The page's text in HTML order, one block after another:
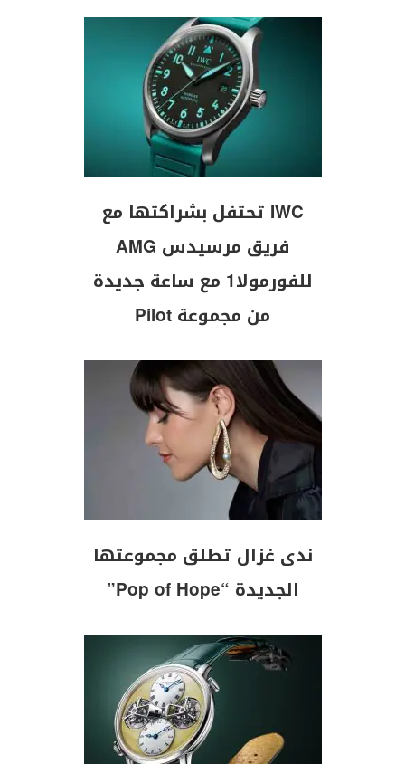
IWC تحتفل بشراكتها مع
فريق مرسيدس AMG
للفورمولا1 مع ساعة جديدة
من مجموعة Pilot
ندى غزال تطلق مجموعتها
الجديدة “Pop of Hope”